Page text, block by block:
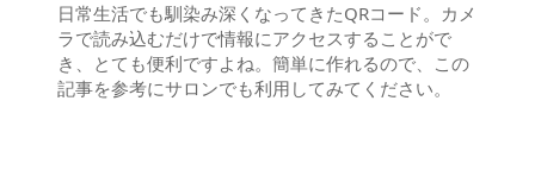
日常生活でも馴染み深くなってきたQRコード。カメ
ラで読み込むだけで情報にアクセスすることがで
き、とても便利ですよね。簡単に作れるので、この
記事を参考にサロンでも利用してみてください。